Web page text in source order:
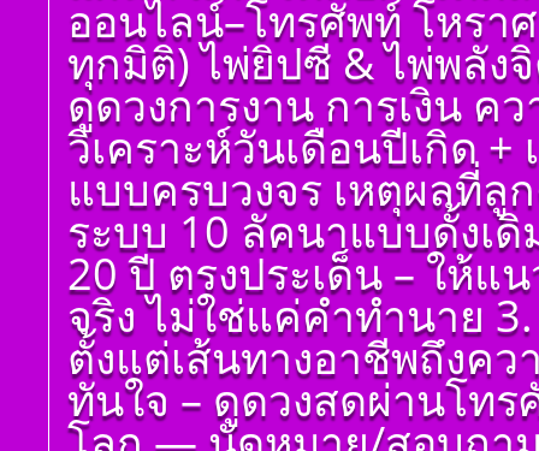
ออนไลน์–โทรศัพท์ โหรา
ทุกมิติ) ไพ่ยิปซี & ไพ่พลัง
ดูดวงการงาน การเงิน ค
วิเคราะห์วันเดือนปีเกิด
แบบครบวงจร เหตุผลที่ลู
ระบบ 10 ลัคนาแบบดั้งเ
20 ปี ตรงประเด็น – ให้แ
จริง ไม่ใช่แค่คำทำนาย
ตั้งแต่เส้นทางอาชีพถึงค
ทันใจ – ดูดวงสดผ่านโท